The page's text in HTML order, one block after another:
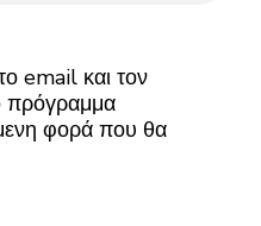
email και τον
πρόγραμμα
φορά που θα